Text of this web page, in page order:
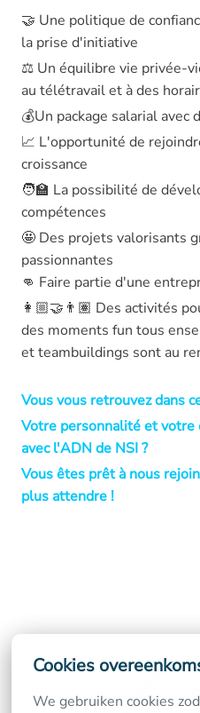
Cookies
We gebruiken cookies
🤝 Une politique de
la prise d'initiative
⚖️ Un équilibre vie privée-
au télétravail et à des
💰Un package salarial avec
📈 L'opportunité de
croissance
🧑‍🏫 La possibilité de
compétences
🤩 Des projets valorisants
passionnantes
👊 Faire partie d'une
👩🏼‍🤝‍👨🏽 Des activités
des moments fun tous
et teambuildings sont au
Vous vous retrouvez dans
Votre personnalité et
avec l'ADN de NSI ?
Vous êtes prêt à nous
plus attendre !